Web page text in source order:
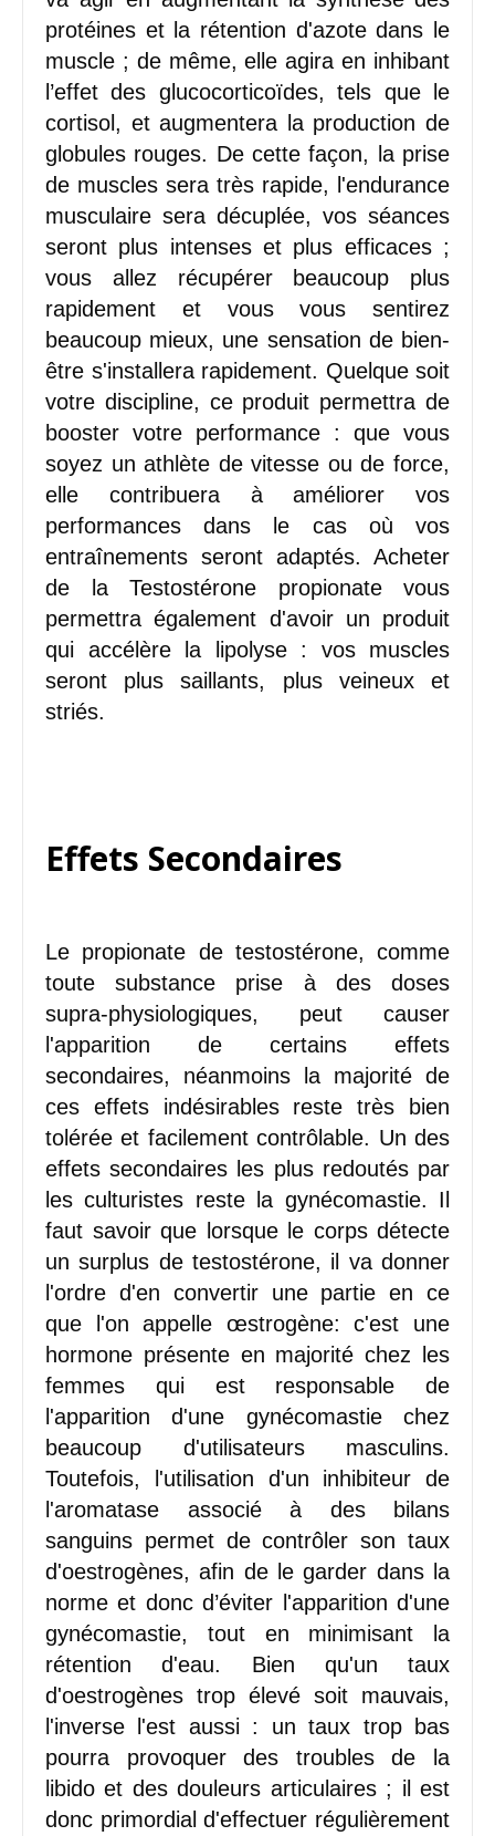
protéines et la rétention d'azote dans le
muscle ; de même, elle agira en inhibant
l’effet des glucocorticoïdes, tels que le
cortisol, et augmentera la production de
globules rouges. De cette façon, la prise
de muscles sera très rapide, l'endurance
musculaire sera décuplée, vos séances
seront plus intenses et plus efficaces ;
vous allez récupérer beaucoup plus
rapidement et vous vous sentirez
beaucoup mieux, une sensation de bien-
être s'installera rapidement. Quelque soit
votre discipline, ce produit permettra de
booster votre performance : que vous
soyez un athlète de vitesse ou de force,
elle contribuera à améliorer vos
performances dans le cas où vos
entraînements seront adaptés. Acheter
de la Testostérone propionate vous
permettra également d'avoir un produit
qui accélère la lipolyse : vos muscles
seront plus saillants, plus veineux et
striés.
Effets Secondaires
Le propionate de testostérone, comme
toute substance prise à des doses
supra-physiologiques, peut causer
l'apparition de certains effets
secondaires, néanmoins la majorité de
ces effets indésirables reste très bien
tolérée et facilement contrôlable. Un des
effets secondaires les plus redoutés par
les culturistes reste la gynécomastie. Il
faut savoir que lorsque le corps détecte
un surplus de testostérone, il va donner
l'ordre d'en convertir une partie en ce
que l'on appelle œstrogène: c'est une
hormone présente en majorité chez les
femmes qui est responsable de
l'apparition d'une gynécomastie chez
beaucoup d'utilisateurs masculins.
Toutefois, l'utilisation d'un inhibiteur de
l'aromatase associé à des bilans
sanguins permet de contrôler son taux
d'oestrogènes, afin de le garder dans la
norme et donc d’éviter l'apparition d'une
gynécomastie, tout en minimisant la
rétention d'eau. Bien qu'un taux
d'oestrogènes trop élevé soit mauvais,
l'inverse l'est aussi : un taux trop bas
pourra provoquer des troubles de la
libido et des douleurs articulaires ; il est
donc primordial d'effectuer régulièrement